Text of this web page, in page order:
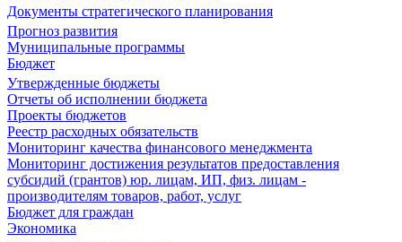
Документы стратегического планирования
Прогноз развития
Муниципальные программы
Бюджет
Утвержденные бюджеты
Отчеты об исполнении бюджета
Проекты бюджетов
Реестр расходных обязательств
Мониторинг качества финансового менеджмента
Мониторинг достижения результатов предоставления
субсидий (грантов) юр. лицам, ИП, физ. лицам -
производителям товаров, работ, услуг
Бюджет для граждан
Экономика